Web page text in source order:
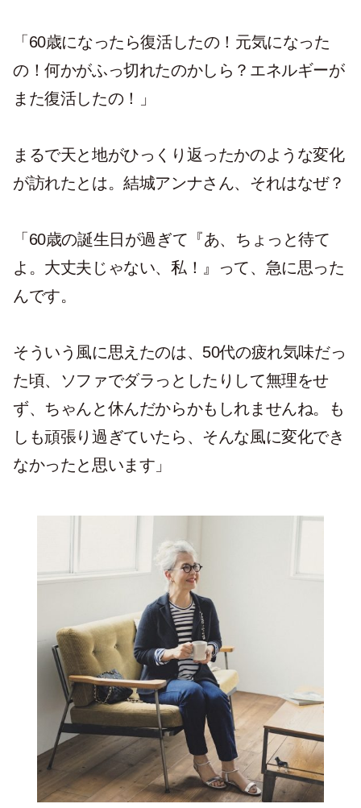
「60歳になったら復活したの！元気になった
の！何かがふっ切れたのかしら？エネルギーが
また復活したの！」
まるで天と地がひっくり返ったかのような変化
が訪れたとは。結城アンナさん、それはなぜ？
「60歳の誕生日が過ぎて『あ、ちょっと待て
よ。大丈夫じゃない、私！』って、急に思った
んです。
そういう風に思えたのは、50代の疲れ気味だっ
た頃、ソファでダラっとしたりして無理をせ
ず、ちゃんと休んだからかもしれませんね。も
しも頑張り過ぎていたら、そんな風に変化でき
なかったと思います」